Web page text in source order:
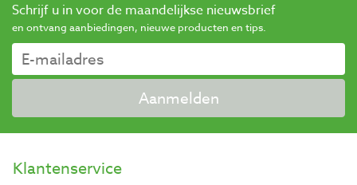
Schrijf u in voor de maandelijkse nieuwsbrief
en ontvang aanbiedingen, nieuwe producten en tips.
Aanmelden
Klantenservice